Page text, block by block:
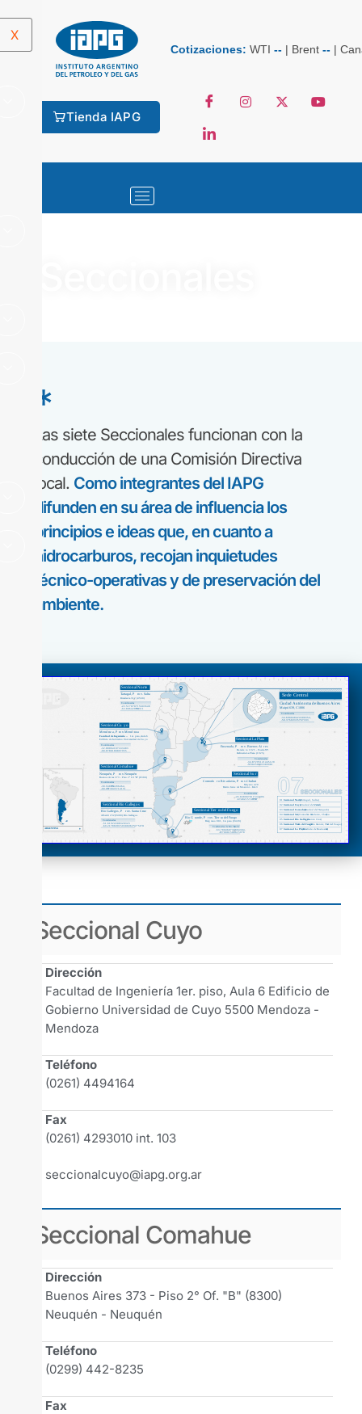
Cotizaciones: WTI -- | Brent -- |
Tienda IAPG
X
*
Las siete Seccionales funcionan con la
conducción de una Comisión Directiva
local. Como integrantes del IAPG
difunden en su área de influencia los
principios e ideas que, en cuanto a
hidrocarburos, recojan inquietudes
técnico-operativas y de preservación del
ambiente.
Seccional Cuyo
Dirección
Facultad de Ingeniería 1er. piso, Aula 6 Edificio de
Gobierno Universidad de Cuyo 5500 Mendoza -
Mendoza
Teléfono
(0261) 4494164
Fax
(0261) 4293010 int. 103
seccionalcuyo@iapg.org.ar
Seccional Comahue
Dirección
Buenos Aires 373 - Piso 2° Of. "B" (8300)
Neuquén - Neuquén
Teléfono
(0299) 442-8235
Fax